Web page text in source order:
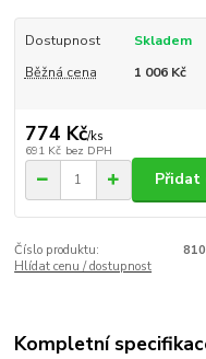
Dostupnost
Skladem
Běžná cena
1 006 Kč
774 Kč/ks
691 Kč bez DPH
Přidat
Číslo produktu:
810
Hlídat cenu / dostupnost
Kompletní